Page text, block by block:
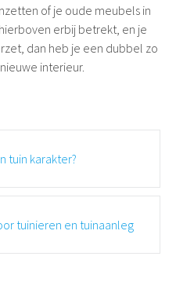
of je oude meubels in
erbij betrekt, en je
dan heb je een dubbel zo
interieur.
tuin karakter?
tuinieren en tuinaanleg